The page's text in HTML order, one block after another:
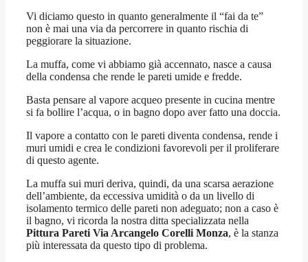
Vi diciamo questo in quanto generalmente il “fai da te”
non è mai una via da percorrere in quanto rischia di
peggiorare la situazione.
La muffa, come vi abbiamo già accennato, nasce a causa
della condensa che rende le pareti umide e fredde.
Basta pensare al vapore acqueo presente in cucina mentre
si fa bollire l’acqua, o in bagno dopo aver fatto una doccia.
Il vapore a contatto con le pareti diventa condensa, rende i
muri umidi e crea le condizioni favorevoli per il proliferare
di questo agente.
La muffa sui muri deriva, quindi, da una scarsa aerazione
dell’ambiente, da eccessiva umidità o da un livello di
isolamento termico delle pareti non adeguato; non a caso è
il bagno, vi ricorda la nostra ditta specializzata nella
Pittura Pareti Via Arcangelo Corelli Monza, è la stanza
più interessata da questo tipo di problema.